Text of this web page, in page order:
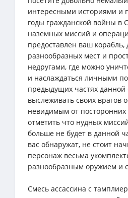
интересными историями и
годы гражданской войны в
наземных миссий и
предоставлен ваш
разнообразных мест и
недругами, где можно
и наслаждаться личными
предыдущих частях данной
выслеживать своих врагов
невидимым от посторонних
отметить что нудных
больше не будет в данной
вас обнаружат, не стоит
персонаж весьма
разнообразным оружием и
Смесь ассассина с